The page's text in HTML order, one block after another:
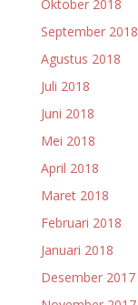
Oktober 2018
September 2018
Agustus 2018
Juli 2018
Juni 2018
Mei 2018
April 2018
Maret 2018
Februari 2018
Januari 2018
Desember 2017